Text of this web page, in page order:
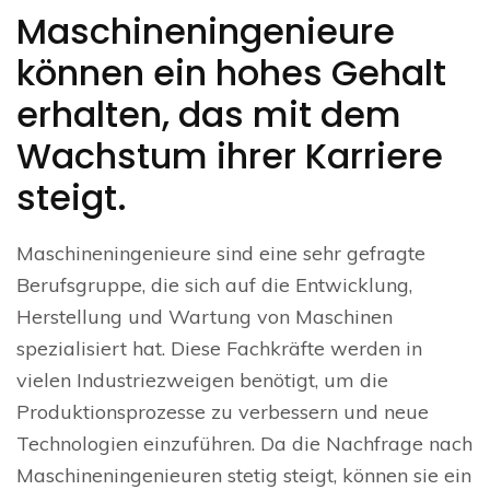
Maschineningenieure
können ein hohes Gehalt
erhalten, das mit dem
Wachstum ihrer Karriere
steigt.
Maschineningenieure sind eine sehr gefragte
Berufsgruppe, die sich auf die Entwicklung,
Herstellung und Wartung von Maschinen
spezialisiert hat. Diese Fachkräfte werden in
vielen Industriezweigen benötigt, um die
Produktionsprozesse zu verbessern und neue
Technologien einzuführen. Da die Nachfrage nach
Maschineningenieuren stetig steigt, können sie ein